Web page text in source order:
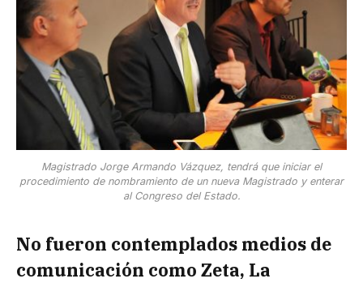
Magistrado Jorge Armando Vázquez, tendrá que iniciar el
procedimiento de nombramiento de un nueva Magistrado y enterar
al Congreso del Estado.
No fueron contemplados medios de
comunicación como Zeta, La